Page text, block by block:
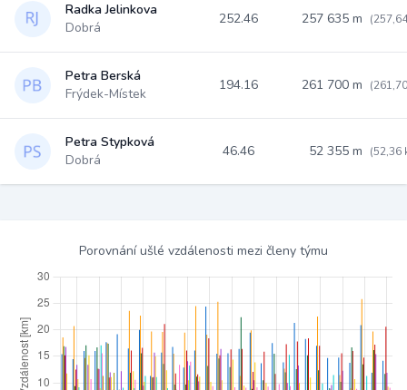
Radka Jelinkova
Dobrá
252.46 257 635 m
Petra Berská
Frýdek-Místek
194.16 261 700 m
Petra Stypková
Dobrá
46.46 52 355 m (52,36
Porovnání ušlé vzdálenosti mezi členy týmu